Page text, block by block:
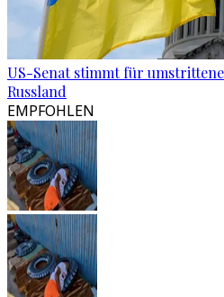
US-Senat stimmt für
Russland
EMPFOHLEN